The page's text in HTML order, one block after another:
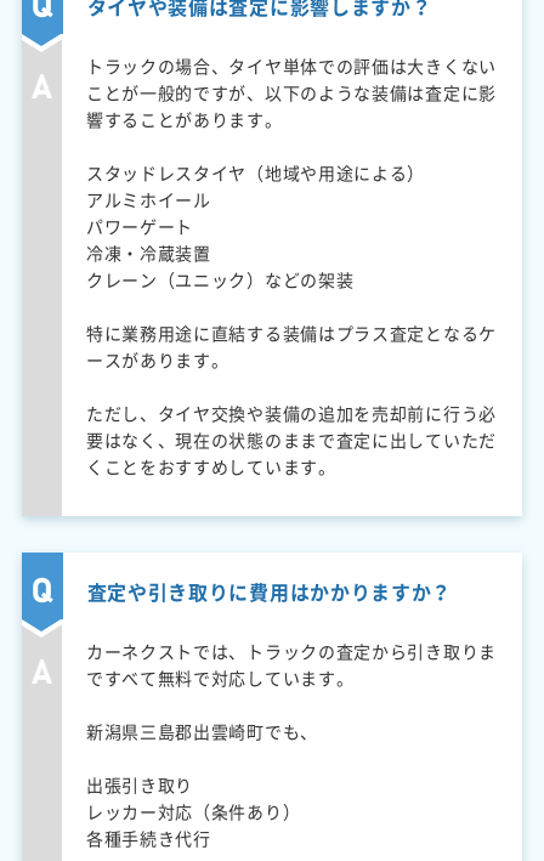
トラックの場合、タイヤ単体での評価は大きくない
ことが一般的ですが、以下のような装備は査定に影
響することがあります。
スタッドレスタイヤ（地域や用途による）
アルミホイール
パワーゲート
冷凍・冷蔵装置
クレーン（ユニック）などの架装
特に業務用途に直結する装備はプラス査定となるケ
ースがあります。
ただし、タイヤ交換や装備の追加を売却前に行う必
要はなく、現在の状態のままで査定に出していただ
くことをおすすめしています。
査定や引き取りに費用はかかりますか？
カーネクストでは、トラックの査定から引き取りま
ですべて無料で対応しています。
新潟県三島郡出雲崎町でも、
出張引き取り
レッカー対応（条件あり）
各種手続き代行